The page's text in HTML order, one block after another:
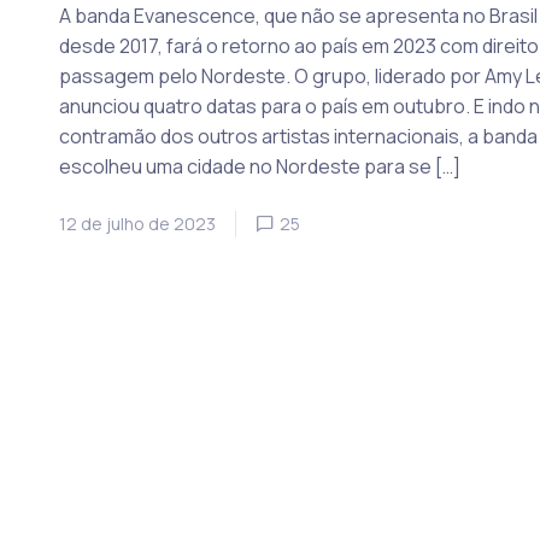
A banda Evanescence, que não se apresenta no Brasil
desde 2017, fará o retorno ao país em 2023 com
passagem pelo Nordeste. O grupo, liderado por Amy
anunciou quatro datas para o país em outubro. E indo
contramão dos outros artistas internacionais, a banda
escolheu uma cidade no Nordeste para se […]
12 de julho de 2023 25